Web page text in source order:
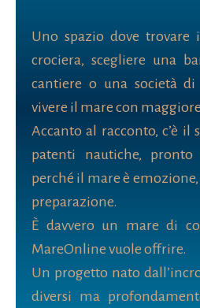
Uno spazio dove trovare
crociera, scegliere una
cantiere o una società
vivere il mare con
Accanto al racconto, c’è il
patenti nautiche, pronto
perché il mare è
preparazione.
È davvero un mare di
MareOnline vuole offrire.
Un progetto nato
diversi ma